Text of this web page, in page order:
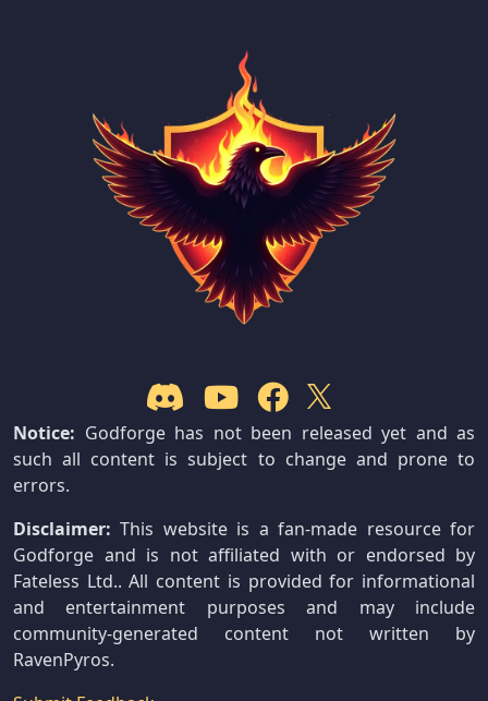
Notice: Godforge has not been released yet and as
such all content is subject to change and prone to
errors.
Disclaimer: This website is a fan-made resource for
Godforge and is not affiliated with or endorsed by
Fateless Ltd.. All content is provided for informational
and entertainment purposes and may include
community-generated content not written by
RavenPyros.